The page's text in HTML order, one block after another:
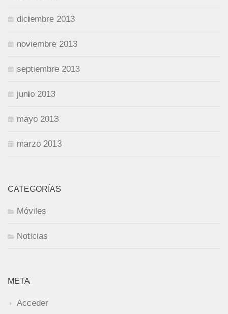
diciembre 2013
noviembre 2013
septiembre 2013
junio 2013
mayo 2013
marzo 2013
CATEGORÍAS
Móviles
Noticias
META
Acceder